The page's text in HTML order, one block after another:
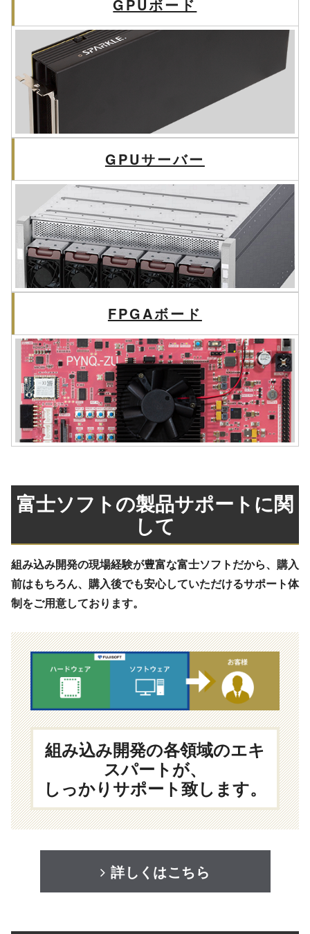
GPUボード
GPUサーバー
FPGAボード
富士ソフトの製品サポートに関
して
組み込み開発の現場経験が豊富な富士ソフトだから、購入
前はもちろん、購入後でも安心していただけるサポート体
制をご用意しております。
組み込み開発の各領域のエキ
スパートが、
しっかりサポート致します。
詳しくはこちら